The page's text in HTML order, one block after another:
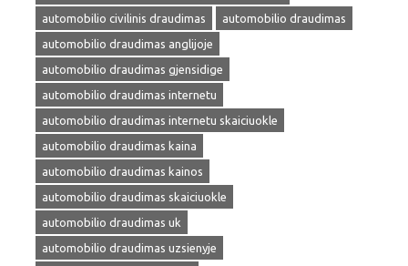
automobilio civilinis draudimas
automobilio draudimas
automobilio draudimas anglijoje
automobilio draudimas gjensidige
automobilio draudimas internetu
automobilio draudimas internetu skaiciuokle
automobilio draudimas kaina
automobilio draudimas kainos
automobilio draudimas skaiciuokle
automobilio draudimas uk
automobilio draudimas uzsienyje